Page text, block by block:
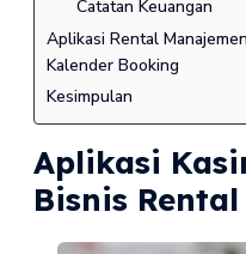
Catatan Keuangan
Aplikasi Rental
Kalender Booking
Kesimpulan
Aplikasi
Bisnis Rental